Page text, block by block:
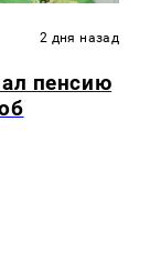
2 дня назад
пенсию